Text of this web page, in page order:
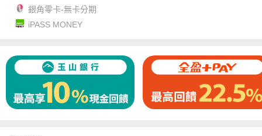
銀角零卡-無卡分期
iPASS MONEY